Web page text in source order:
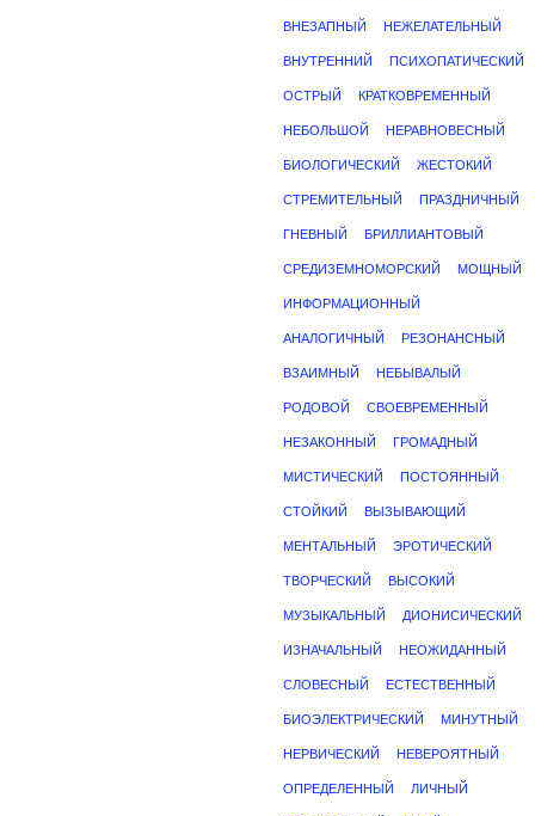
ВНЕЗАПНЫЙ НЕЖЕЛАТЕЛЬНЫЙ
ВНУТРЕННИЙ ПСИХОПАТИЧЕСКИЙ
ОСТРЫЙ КРАТКОВРЕМЕННЫЙ
НЕБОЛЬШОЙ НЕРАВНОВЕСНЫЙ
БИОЛОГИЧЕСКИЙ ЖЕСТОКИЙ
СТРЕМИТЕЛЬНЫЙ ПРАЗДНИЧНЫЙ
ГНЕВНЫЙ БРИЛЛИАНТОВЫЙ
СРЕДИЗЕМНОМОРСКИЙ МОЩНЫЙ
ИНФОРМАЦИОННЫЙ
АНАЛОГИЧНЫЙ РЕЗОНАНСНЫЙ
ВЗАИМНЫЙ НЕБЫВАЛЫЙ
РОДОВОЙ СВОЕВРЕМЕННЫЙ
НЕЗАКОННЫЙ ГРОМАДНЫЙ
МИСТИЧЕСКИЙ ПОСТОЯННЫЙ
СТОЙКИЙ ВЫЗЫВАЮЩИЙ
МЕНТАЛЬНЫЙ ЭРОТИЧЕСКИЙ
ТВОРЧЕСКИЙ ВЫСОКИЙ
МУЗЫКАЛЬНЫЙ ДИОНИСИЧЕСКИЙ
ИЗНАЧАЛЬНЫЙ НЕОЖИДАННЫЙ
СЛОВЕСНЫЙ ЕСТЕСТВЕННЫЙ
БИОЭЛЕКТРИЧЕСКИЙ МИНУТНЫЙ
НЕРВИЧЕСКИЙ НЕВЕРОЯТНЫЙ
ОПРЕДЕЛЕННЫЙ ЛИЧНЫЙ